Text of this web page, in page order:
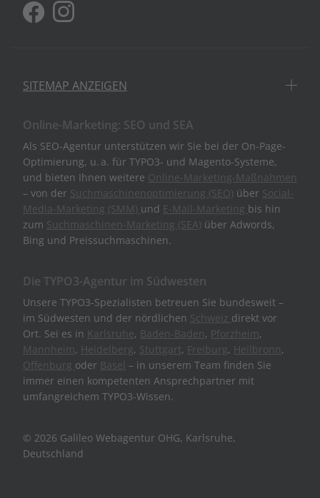
SITEMAP ANZEIGEN
Online-Marketing: SEO und SEA
Als SEO-Agentur unterstützen wir Sie bei der On-Page-
Optimierung, u. a. für TYPO3- und Magento-Systeme,
und bieten Ihnen weitere Online-Marketing-Maßnahmen
– von der Suchmaschinenoptimierung (SEO) über Social-
Media-Marketing (SMM) und E-Mail-Marketing bis hin
zum Suchmaschinen-Marketing (SEA) über Adwords,
Bing und Preissuchmaschinen.
Die TYPO3-Agentur im Südwesten
Unsere TYPO3-Spezialisten betreuen Sie bundesweit –
im Südwesten und der nördlichen Schweiz direkt vor
Ort. Sei es in Karlsruhe, Baden-Baden, Pforzheim,
Mannheim, Heidelberg, Stuttgart, Freiburg, Heilbronn,
Offenburg oder Basel – in unserem Team finden Sie
immer einen kompetenten Ansprechpartner mit
umfangreichem TYPO3-Wissen.
© 2026 Galileo Webagentur OHG, Karlsruhe,
Deutschland